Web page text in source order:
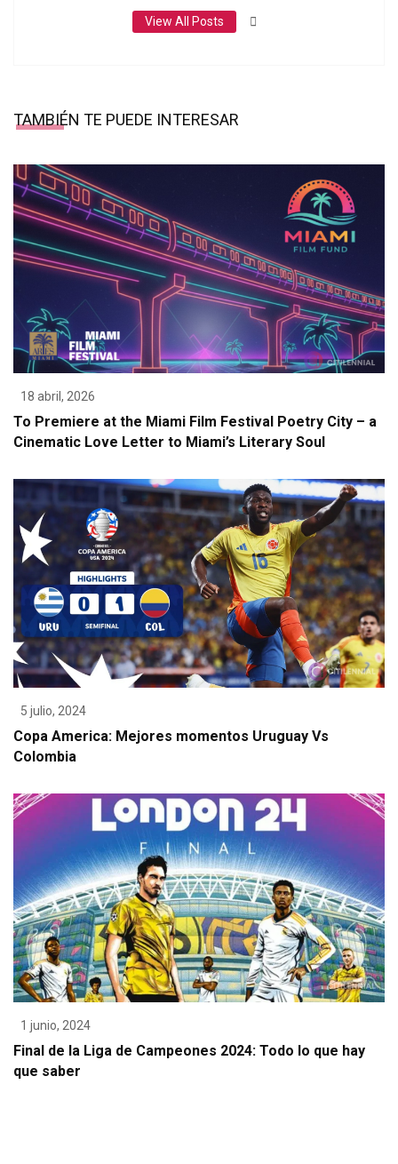
View All Posts
TAMBIÉN TE PUEDE INTERESAR
18 abril, 2026
To Premiere at the Miami Film Festival Poetry City – a
Cinematic Love Letter to Miami’s Literary Soul
5 julio, 2024
Copa America: Mejores momentos Uruguay Vs
Colombia
1 junio, 2024
Final de la Liga de Campeones 2024: Todo lo que hay
que saber